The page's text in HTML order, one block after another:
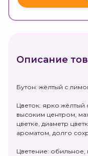
Описание
Бутон: жёлтый с
Цветок: ярко
высоким центром,
цветке, диаметр
ароматом, долго
Цветение: